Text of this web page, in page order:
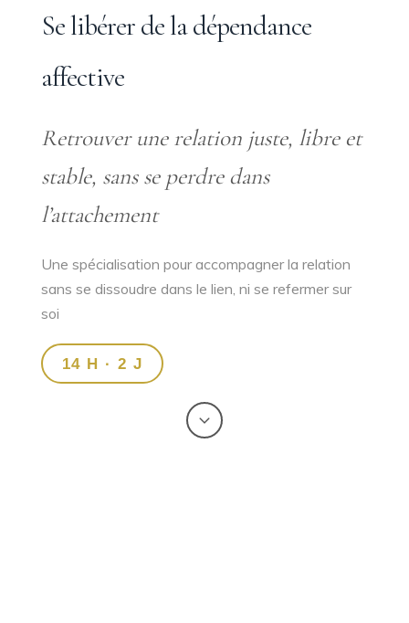
Se libérer de la dépendance
affective
Retrouver une relation juste, libre et
stable, sans se perdre dans
l’attachement
Une spécialisation pour accompagner la relation
sans se dissoudre dans le lien, ni se refermer sur
soi
14 H · 2 J